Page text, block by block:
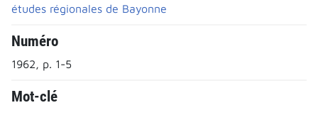
études régionales de Bayonne
Numéro
1962, p. 1-5
Mot-clé